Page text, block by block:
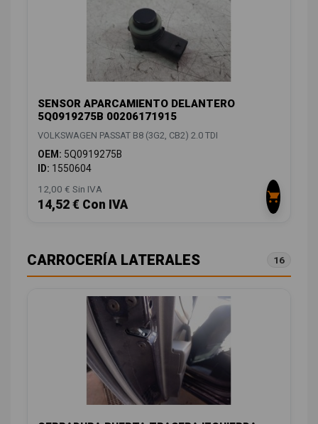
SENSOR APARCAMIENTO DELANTERO
5Q0919275B 00206171915
VOLKSWAGEN PASSAT B8 (3G2, CB2) 2.0 TDI
OEM: 5Q0919275B
ID: 1550604
12,00 € Sin IVA
14,52 € Con IVA
CARROCERÍA LATERALES 16